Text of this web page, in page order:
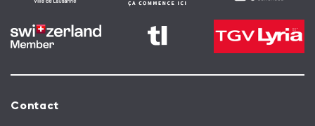
Contact